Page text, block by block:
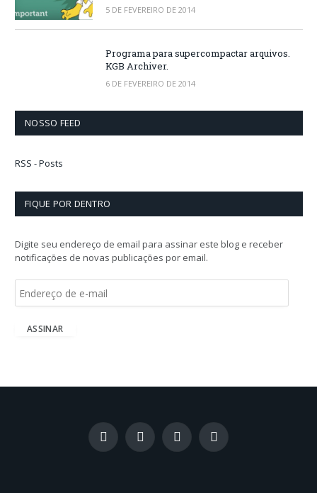
5 DE FEVEREIRO DE 2014
Programa para supercompactar arquivos.
KGB Archiver.
6 DE FEVEREIRO DE 2014
NOSSO FEED
RSS - Posts
FIQUE POR DENTRO
Digite seu endereço de email para assinar este blog e receber
notificações de novas publicações por email.
ASSINAR
Facebook
X
(Twitter)
InstagramLinkedIn